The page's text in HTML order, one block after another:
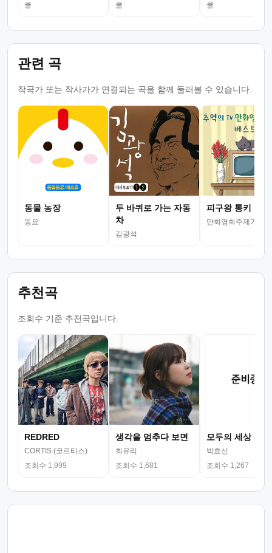
쿨 쿨 쿨
관련 곡
작곡가 또는 작사가가 연결되는 곡을 함께 둘러볼 수 있습니다.
동물 농장
동요
두 바퀴로 가는 자동
차
김광석
피구왕 통키
만화영화주제가
추천곡
조회수 기준 추천곡입니다.
REDRED
CORTIS (코르티스)
조회수 1,999
생각을 멈추다 보면
최유리
조회수 1,681
모두의 세상 (뮤
박효신
조회수 1,267